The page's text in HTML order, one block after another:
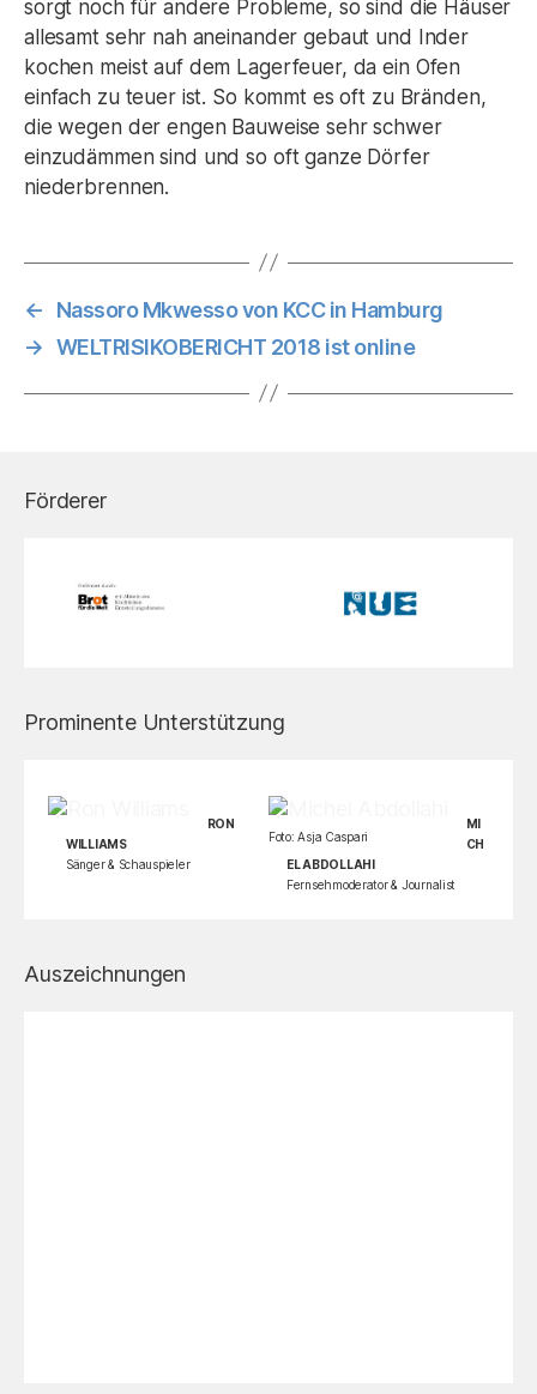
sorgt noch für andere Probleme, so sind die Häuser
allesamt sehr nah aneinander gebaut und Inder
kochen meist auf dem Lagerfeuer, da ein Ofen
einfach zu teuer ist. So kommt es oft zu Bränden,
die wegen der engen Bauweise sehr schwer
einzudämmen sind und so oft ganze Dörfer
niederbrennen.
←
Nassoro Mkwesso von KCC in Hamburg
→ WELTRISIKOBERICHT 2018 ist online
Förderer
Prominente Unterstützung
RON
WILLIAMS
Sänger & Schauspieler
Foto: Asja Caspari
MI
CH
EL ABDOLLAHI
Fernsehmoderator & Journalist
Auszeichnungen